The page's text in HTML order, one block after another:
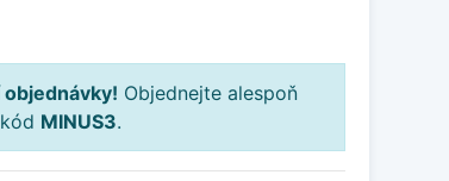
objednávky! Objednejte alespoň
MINUS3.